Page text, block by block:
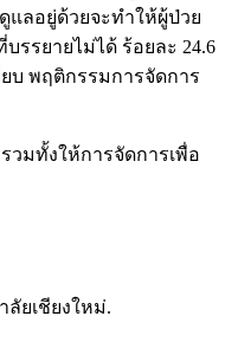
แลอยู่ด้วยจะทำให้ผู้ป่วย
รรยายไม่ได้ ร้อยละ 24.6
บ พฤติกรรมการจัดการ
มทั้งให้การจัดการเพื่อ
ยเชียงใหม่.